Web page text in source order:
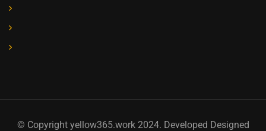
© Copyright yellow365.work 2024. Developed Designed